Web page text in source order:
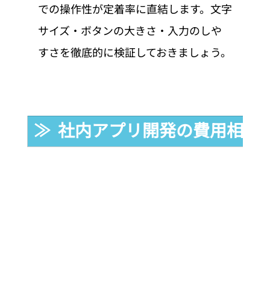
での操作性が定着率に直結します。文字
サイズ・ボタンの大きさ・入力のしや
すさを徹底的に検証しておきましょう。
≫  社内アプリ開発の費用相場